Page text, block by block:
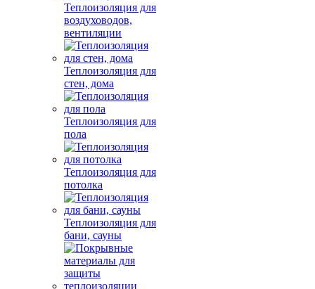
Теплоизоляция для
воздуховодов,
вентиляции
Теплоизоляция для
стен, дома
Теплоизоляция для
пола
Теплоизоляция для
потолка
Теплоизоляция для
бани, сауны